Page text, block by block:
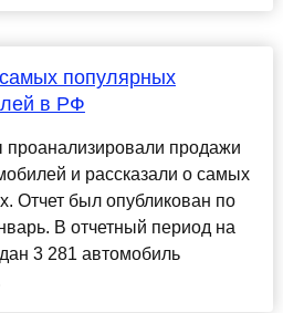
популярных
в РФ
проанализировали продажи
и рассказали о самых
Отчет был опубликован по
В отчетный период на
3 281 автомобиль